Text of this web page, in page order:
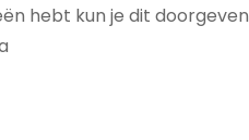
hebt kun je dit doorgeven